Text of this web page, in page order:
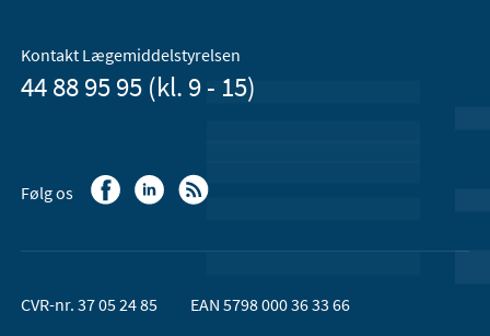
Kontakt Lægemiddelstyrelsen
44 88 95 95 (kl. 9 - 15)
Følg os
CVR-nr. 37 05 24 85 EAN 5798 000 36 33 66